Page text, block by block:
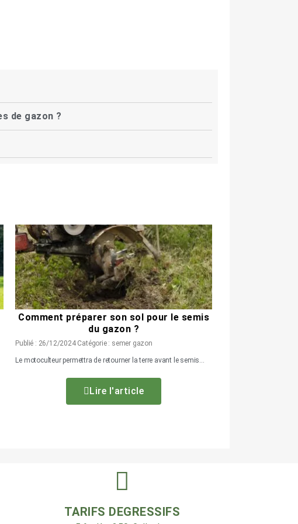
de gazon ?
Comment préparer son sol pour le semis
du gazon ?
Publié : 26/12/2024 Catégorie : semer gazon
Le motoculteur permettra de retourner la terre avant le semis...
Lire l'article
TARIFS DEGRESSIFS